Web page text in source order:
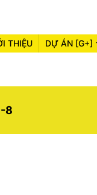
THIỆU DỰ ÁN [G+]
8